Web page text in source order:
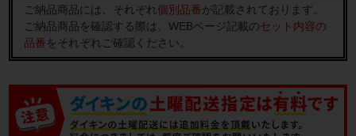
ご納品商品には、それぞれ個別品番が記載されております。
ご納品商品を確認する際は、WEBページ記載のセット内容の
品番をそれぞれご確認ください。